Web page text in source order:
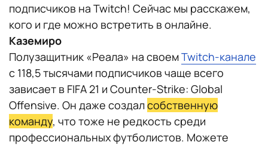
подписчиков на Twitch! Сейчас мы расскажем,
кого и где можно встретить в онлайне.
Каземиро
Полузащитник «Реала» на своемTwitch-канале
c 118,5 тысячами подписчиков чаще всего
зависает в FIFA 21 и Counter-Strike: Global
Offensive. Он даже создалсобственную
команду, что тоже не редкость среди
профессиональных футболистов. Можете